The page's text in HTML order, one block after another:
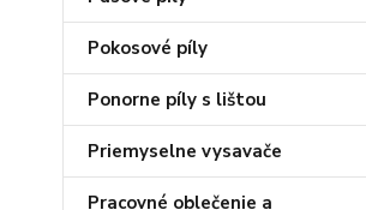
Pokosové píly
Ponorne píly s lištou
Priemyselne vysavače
Pracovné oblečenie a